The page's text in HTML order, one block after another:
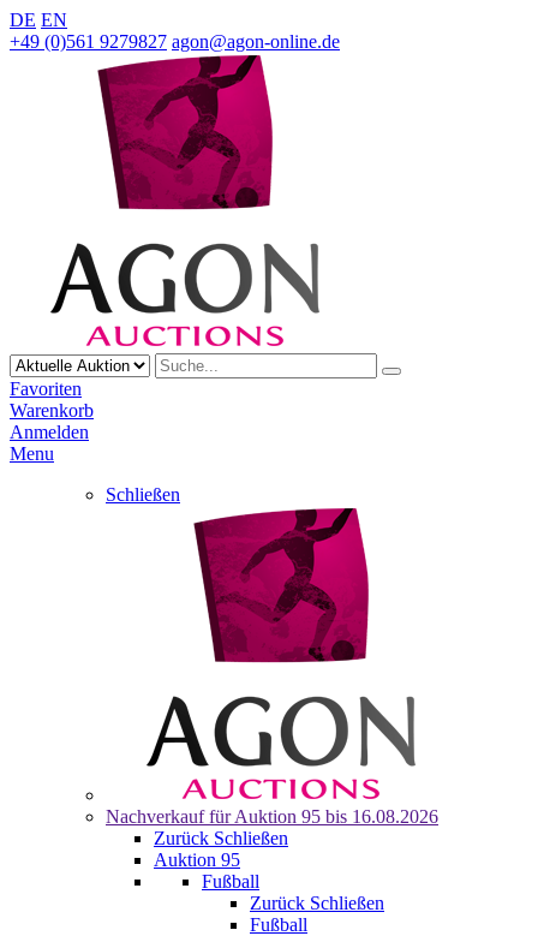
DE EN
+49 (0)561 9279827 agon@agon-online.de
Favoriten
Warenkorb
Anmelden
Menu
Schließen
Nachverkauf für Auktion 95 bis 16.08.2026
Zurück Schließen
Auktion 95
Fußball
Zurück Schließen
Fußball